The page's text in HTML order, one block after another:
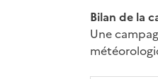
Bilan de la
Une